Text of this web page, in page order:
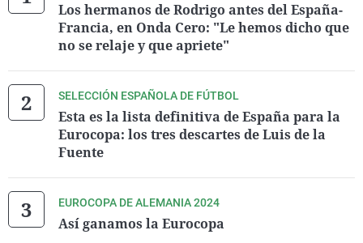
Los hermanos de Rodrigo antes del España-
Francia, en Onda Cero: "Le hemos dicho que
no se relaje y que apriete"
SELECCIÓN ESPAÑOLA DE FÚTBOL
Esta es la lista definitiva de España para la
Eurocopa: los tres descartes de Luis de la
Fuente
EUROCOPA DE ALEMANIA 2024
Así ganamos la Eurocopa